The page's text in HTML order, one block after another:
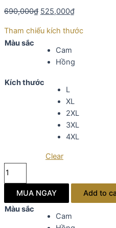
690,000₫ 525,000₫
Tham chiếu kích thước
Màu sắc
Cam
Hồng
Kích thước
L
XL
2XL
3XL
4XL
Clear
Đầm
trung
MUA NGAY
Add to
Màu sắc
Cam